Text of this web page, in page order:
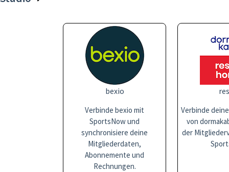
bexio
Verbinde bexio mit
SportsNow und
synchronisiere deine
Mitgliederdaten,
Abonnemente und
Rechnungen.
Verbinde
von
der